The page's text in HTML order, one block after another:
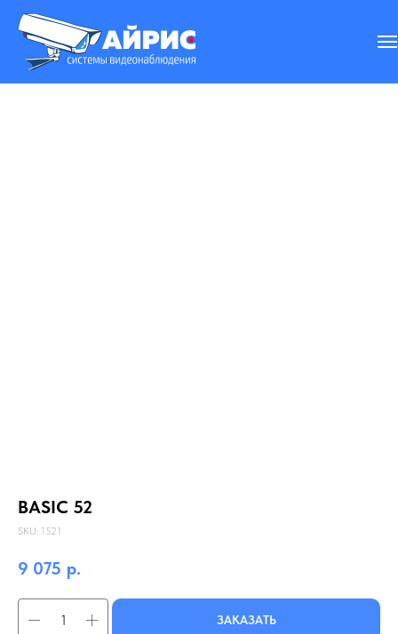
BASIC 52
SKU: 1521
9 075 р.
ЗАКАЗАТЬ